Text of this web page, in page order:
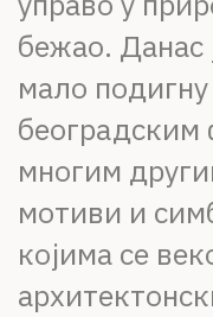
бежао. Данас
мало
београдским
многим
мотиви и
којима се